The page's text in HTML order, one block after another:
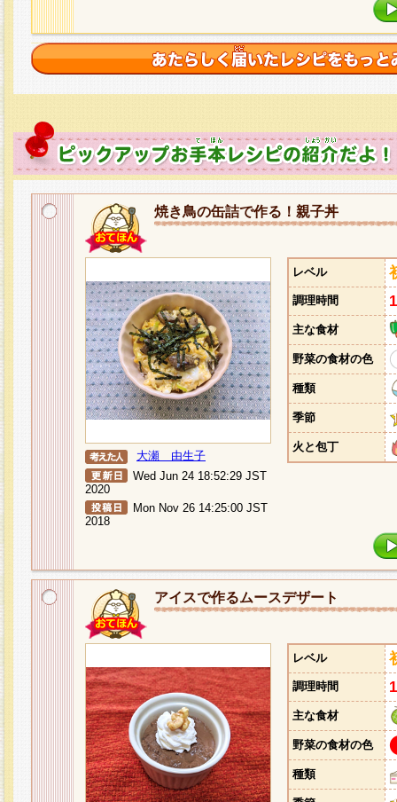
焼き鳥の缶詰で作る！親子丼
大瀬 由生子
Wed Jun 24 18:52:29 JST
2020
Mon Nov 26 14:25:00 JST
2018
レベル
調理時間
主な食材
野菜の食材の色
種類
季節
火と包丁
アイスで作るムースデザート
レベル
調理時間
主な食材
野菜の食材の色
種類